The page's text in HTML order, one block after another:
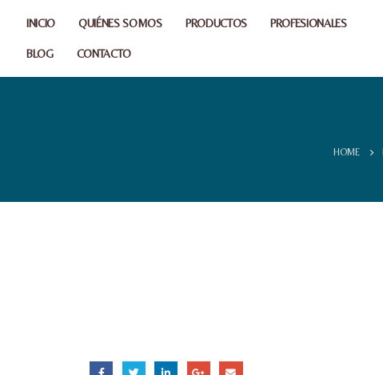
INICIO QUIÉNES SOMOS PRODUCTOS PROFESIONALES
BLOG CONTACTO
HOME